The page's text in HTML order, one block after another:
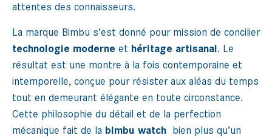
attentes des connaisseurs.
La marque Bimbu s’est donné pour mission de concilier
technologie moderne et héritage artisanal. Le
résultat est une montre à la fois contemporaine et
intemporelle, conçue pour résister aux aléas du temps
tout en demeurant élégante en toute circonstance.
Cette philosophie du détail et de la perfection
mécanique fait de la bimbu watch bien plus qu’un